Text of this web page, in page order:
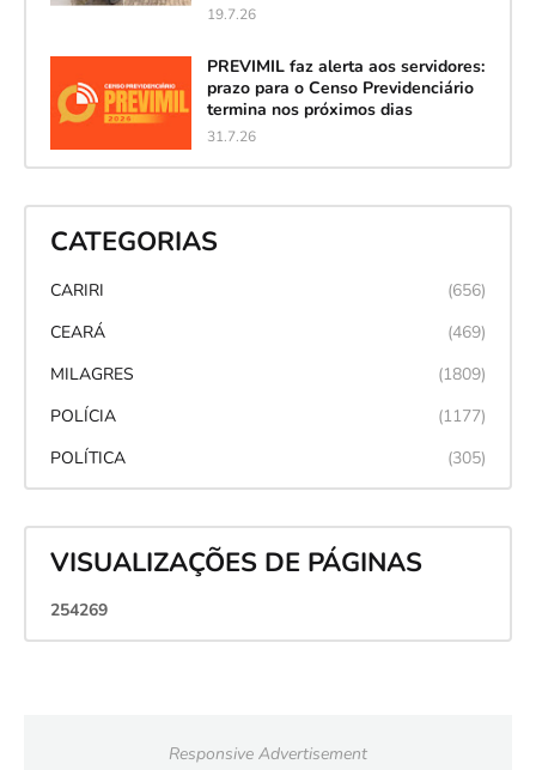
19.7.26
PREVIMIL faz alerta aos servidores:
prazo para o Censo Previdenciário
termina nos próximos dias
31.7.26
CATEGORIAS
CARIRI
(656)
CEARÁ
(469)
MILAGRES
(1809)
POLÍCIA
(1177)
POLÍTICA
(305)
VISUALIZAÇÕES DE PÁGINAS
254269
Responsive Advertisement